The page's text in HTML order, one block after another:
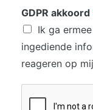
GDPR akkoord
Ik ga
ingediende
reageren op